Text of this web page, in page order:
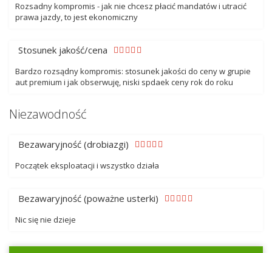
Rozsadny kompromis - jak nie chcesz płacić mandatów i utracić
prawa jazdy, to jest ekonomiczny
Stosunek jakość/cena
Bardzo rozsądny kompromis: stosunek jakości do ceny w grupie
aut premium i jak obserwuję, niski spdaek ceny rok do roku
Niezawodność
Bezawaryjność (drobiazgi)
Początek eksploatacji i wszystko działa
Bezawaryjność (poważne usterki)
Nic się nie dzieje